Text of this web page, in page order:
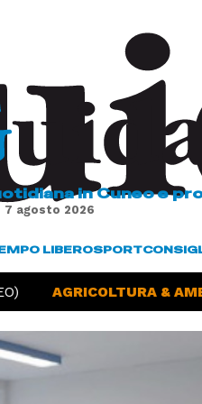
in Cuneo e
7 agosto 2026
LIBEROSPORT
AGRICOLTURA &